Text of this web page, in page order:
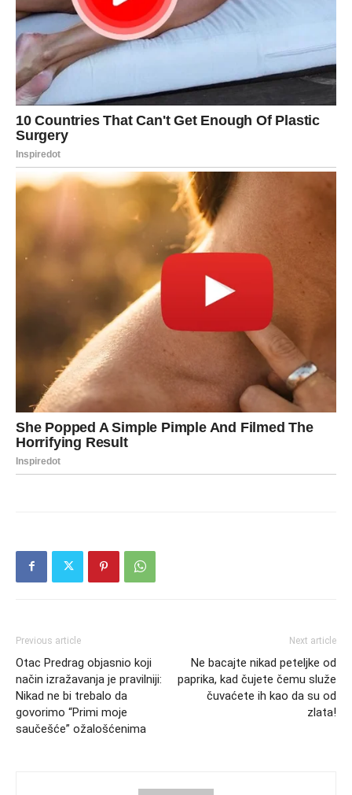
Previous article
Otac Predrag objasnio koji
način izražavanja je pravilniji:
Nikad ne bi trebalo da
govorimo “Primi moje
saučešće” ožalošćenima
Next article
Ne bacajte nikad peteljke od
paprika, kad čujete čemu služe
čuvaćete ih kao da su od
zlata!